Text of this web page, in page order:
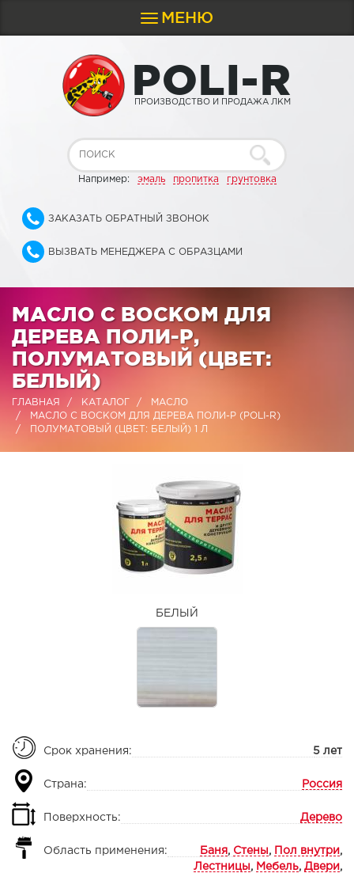
Toggle
navigation
МЕНЮ
POLI-R
ПРОИЗВОДСТВО И ПРОДАЖА ЛКМ
Например: эмаль пропитка грунтовка
ЗАКАЗАТЬ ОБРАТНЫЙ ЗВОНОК
ВЫЗВАТЬ МЕНЕДЖЕРА С ОБРАЗЦАМИ
МАСЛО С ВОСКОМ ДЛЯ
ДЕРЕВА ПОЛИ-Р,
ПОЛУМАТОВЫЙ (ЦВЕТ:
БЕЛЫЙ)
ГЛАВНАЯ КАТАЛОГ
МАСЛО
МАСЛО С ВОСКОМ ДЛЯ ДЕРЕВА ПОЛИ-Р (POLI-R)
ПОЛУМАТОВЫЙ (ЦВЕТ: БЕЛЫЙ) 1 Л
БЕЛЫЙ
Срок хранения: 5 лет
Страна: Россия
Поверхность: Дерево
Область применения: Баня , Стены , Пол внутри ,
Лестницы , Мебель, Двери ,